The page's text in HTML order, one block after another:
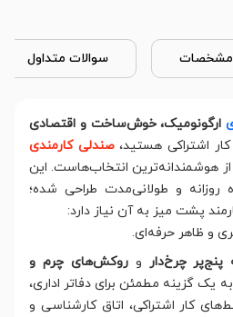
مشخصات سوالات متداول
ارگونومیک، خوش‌ساخت و اقتصادی
اشتراکی هستید،صندلی کارمندی
هوشمندانه‌ترین انتخاب‌هاست. این
روزانه و طولانی‌مدت طراحی شده؛
پشت میز به آن نیاز دارد:
و ظاهر حرفه‌ای.
پنج‌پر چرخ‌دار وروکش‌های چرم و
یک گزینه مطمئن برای دفاتر اداری،
کار اشتراکی، اتاق کارشناسی و